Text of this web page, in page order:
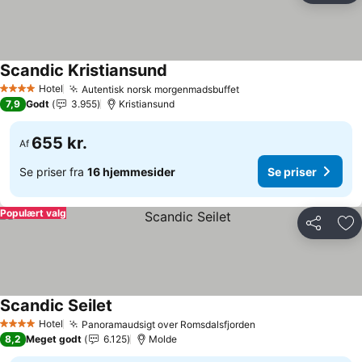
4 StjernerHotel Autentisk norsk morgenmadsbuffetSe priser
Scandic Kristiansund
7,9 Godt 3.955 Kristiansund
Af 655 kr.
Se priser fra 16 hjemmesider Se priser
Del
Populært valg
4 StjernerHotel Panoramaudsigt over Romsdalsfjorden
Scandic Seilet
8,2 Meget godt 6.125 Molde